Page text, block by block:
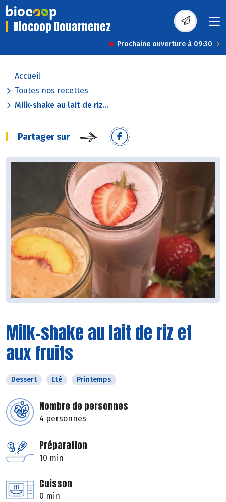
Biocoop Douarnenez
Prochaine ouverture à 09:30
Accueil
Toutes nos recettes
Milk-shake au lait de riz...
Partager sur
Milk-shake au lait de riz et
aux fruits
Dessert Eté Printemps
Nombre de personnes
4 personnes
Préparation
10 min
Cuisson
0 min